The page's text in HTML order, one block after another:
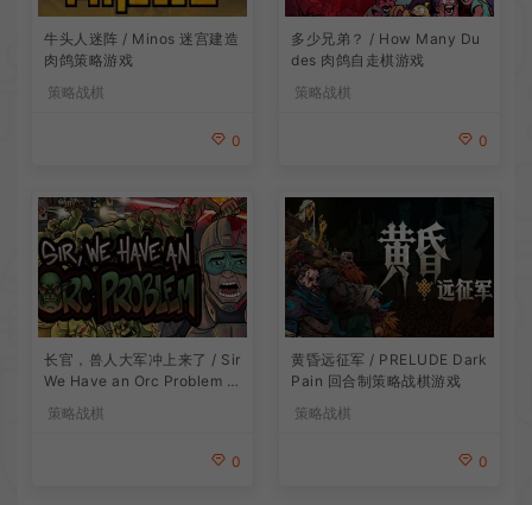
牛头人迷阵 / Minos 迷宫建造
肉鸽策略游戏
策略战棋
0
多少兄弟？ / How Many Du
des 肉鸽自走棋游戏
策略战棋
0
长官，兽人大军冲上来了 / Sir
We Have an Orc Problem 增
策略战棋
0
黄昏远征军 / PRELUDE Dark
Pain 回合制策略战棋游戏
策略战棋
0